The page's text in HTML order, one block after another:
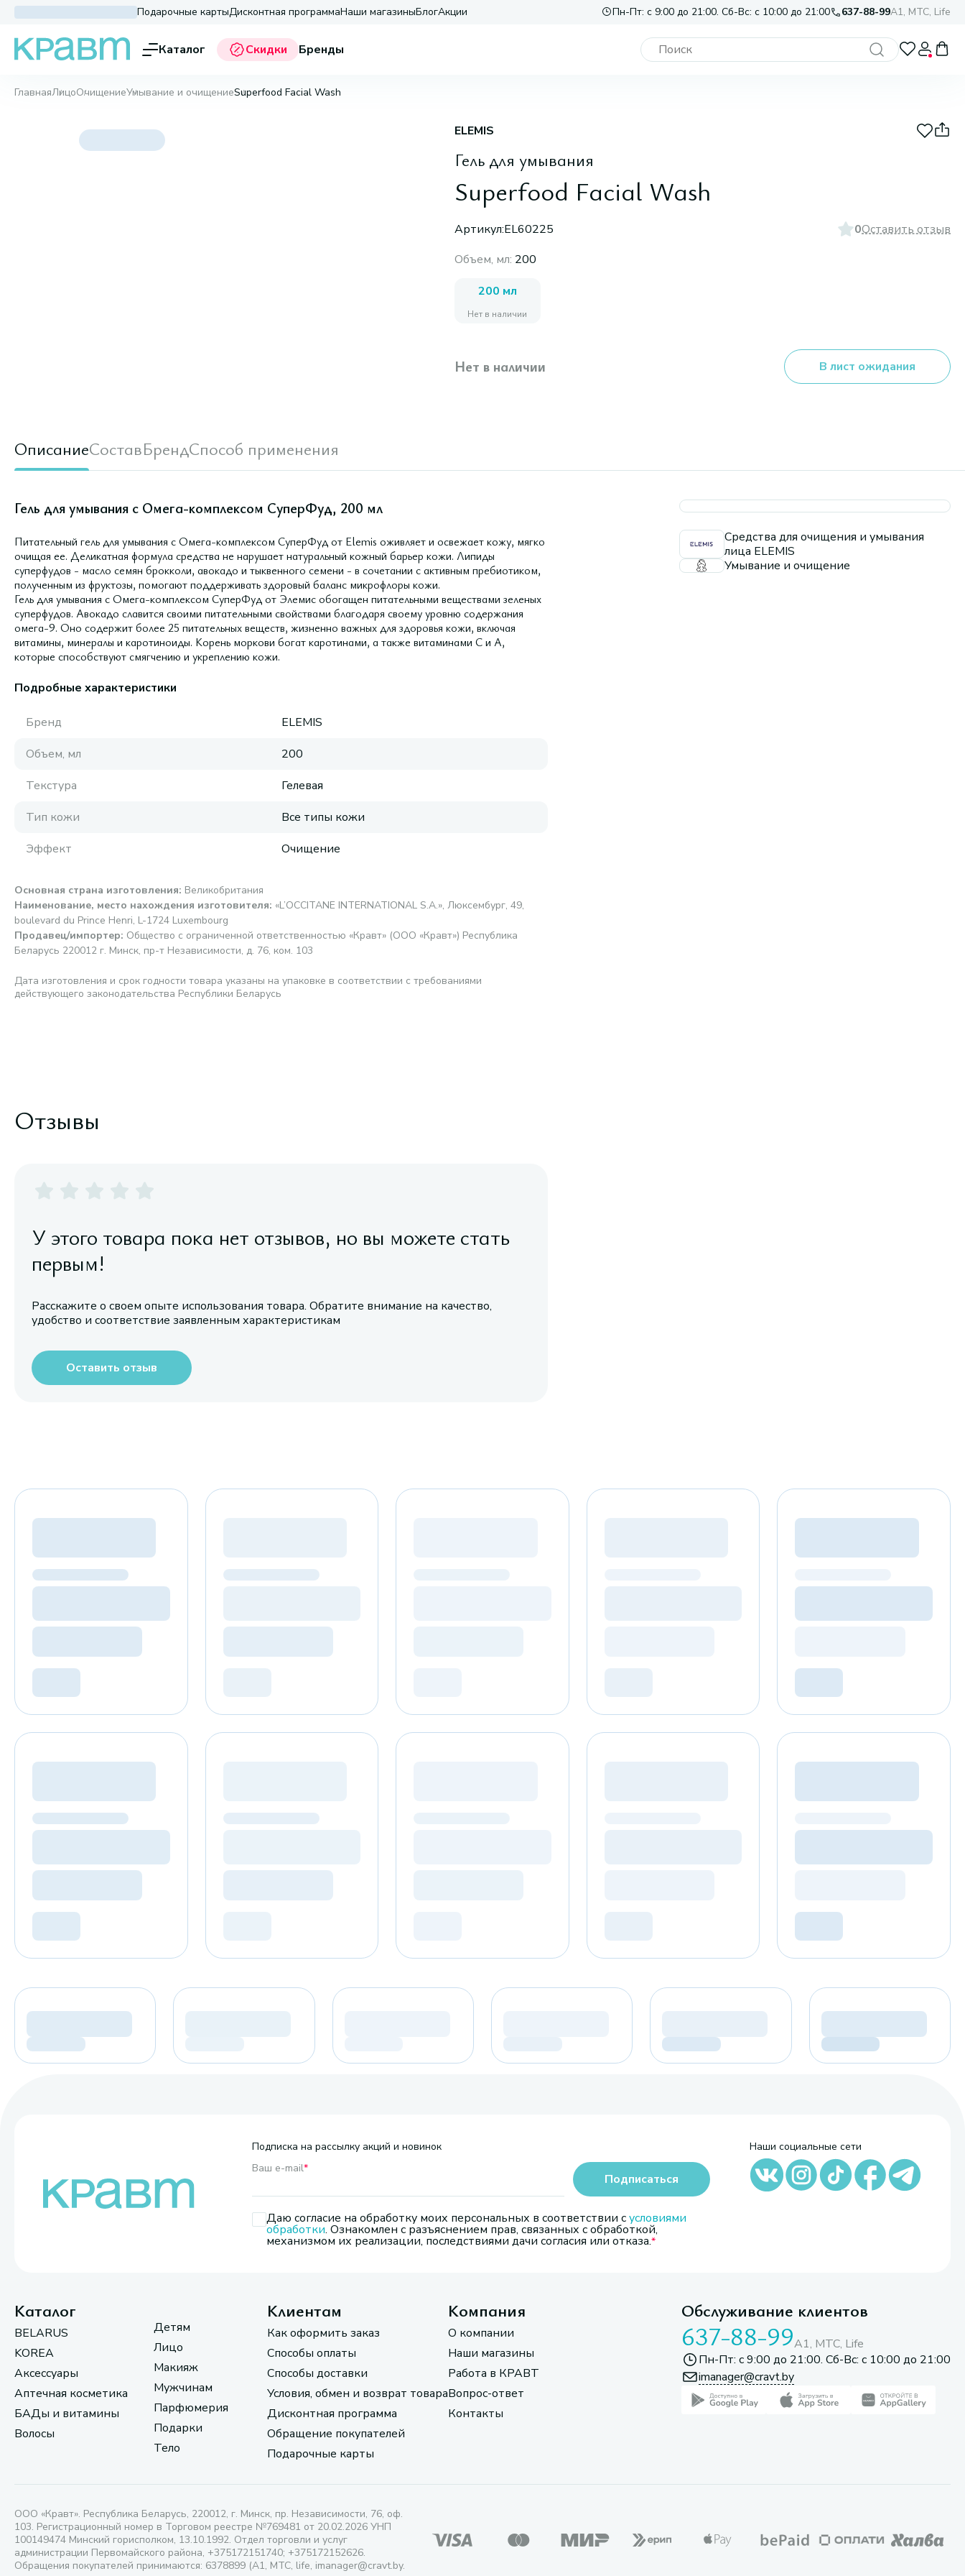
Подарочные картыДисконтная программаНаши магазиныБлогАкции Пн-Пт: с 9:00 до 21:00. Сб-Вс: с 10:00 до 21:00 637-88-99A1, МТС, Life
Каталог Скидки Бренды
ГлавнаяЛицоОчищениеУмывание и очищениеSuperfood Facial Wash
ELEMIS
Гель для умывания
Superfood Facial Wash
Артикул:EL60225 0Оставить отзыв
Объем, мл: 200
200 мл
Нет в наличии
Нет в наличии В лист ожидания
ОписаниеСоставБрендСпособ применения
Гель для умывания с Омега-комплексом СуперФуд, 200 мл
Питательный гель для умывания с Омега-комплексом СуперФуд от Elemis оживляет и освежает кожу, мягко
очищая ее. Деликатная формула средства не нарушает натуральный кожный барьер кожи. Липиды
суперфудов - масло семян брокколи, авокадо и тыквенного семени - в сочетании с активным пребиотиком,
полученным из фруктозы, помогают поддерживать здоровый баланс микрофлоры кожи.
Гель для умывания с Омега-комплексом СуперФуд от Элемис обогащен питательными веществами зеленых
суперфудов. Авокадо славится своими питательными свойствами благодаря своему уровню содержания
омега-9. Оно содержит более 25 питательных веществ, жизненно важных для здоровья кожи, включая
витамины, минералы и каротиноиды. Корень моркови богат каротинами, а также витаминами С и А,
которые способствуют смягчению и укреплению кожи.
Подробные характеристики
Бренд
ELEMIS
Объем, мл
200
Текстура
Гелевая
Тип кожи
Все типы кожи
Эффект
Очищение
Основная страна изготовления: Великобритания
Наименование, место нахождения изготовителя: «L’OCCITANE INTERNATIONAL S.A.», Люксембург, 49,
boulevard du Prince Henri, L-1724 Luxembourg
Продавец/импортер: Общество с ограниченной ответственностью «Кравт» (ООО «Кравт») Республика
Беларусь 220012 г. Минск, пр-т Независимости, д. 76, ком. 103
Дата изготовления и срок годности товара указаны на упаковке в соответствии с требованиями
действующего законодательства Республики Беларусь
Средства для очищения и умывания
лица ELEMIS
Умывание и очищение
Отзывы
У этого товара пока нет отзывов, но вы можете стать
первым!
Расскажите о своем опыте использования товара. Обратите внимание на качество,
удобство и соответствие заявленным характеристикам
Оставить отзыв
Подписка на рассылку акций и новинок
Ваш e-mail*
Даю согласие на обработку моих персональных в соответствии сусловиями
обработки. Ознакомлен с разъяснением прав, связанных с обработкой,
механизмом их реализации, последствиями дачи согласия или отказа.
Подписаться
Наши социальные сети
Каталог
BELARUS
KOREA
Аксессуары
Аптечная косметика
БАДы и витамины
Волосы
Детям
Лицо
Макияж
Мужчинам
Парфюмерия
Подарки
Тело
Клиентам
Как оформить заказ
Способы оплаты
Способы доставки
Условия, обмен и возврат товара
Дисконтная программа
Обращение покупателей
Подарочные карты
Компания
О компании
Наши магазины
Работа в КРАВТ
Вопрос-ответ
Контакты
Обслуживание клиентов
637-88-99A1, МТС, Life
Пн-Пт: с 9:00 до 21:00. Сб-Вс: с 10:00 до 21:00
imanager@cravt.by
ООО «Кравт». Республика Беларусь, 220012, г. Минск, пр. Независимости, 76, оф.
103. Регистрационный номер в Торговом реестре №769481 от 20.02.2026 УНП
100149474 Минский горисполком, 13.10.1992. Отдел торговли и услуг
администрации Первомайского района, +375172151740; +375172152626.
Обращения покупателей принимаются: 6378899 (А1, МТС, life, imanager@cravt.by.